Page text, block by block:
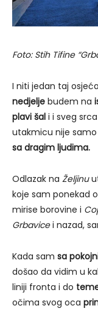
Foto: Stih Tifine
I niti jedan taj
nedjelje budem na
plavi šal i i sveg
utakmicu nije samo
sa dragim ljudima.
Odlazak na Željinu
koje sam ponekad
mirise borovine i
Grbavicei nazad,
Kada sam sa
došao da vidim u
liniji fronta i do
očima svog oca